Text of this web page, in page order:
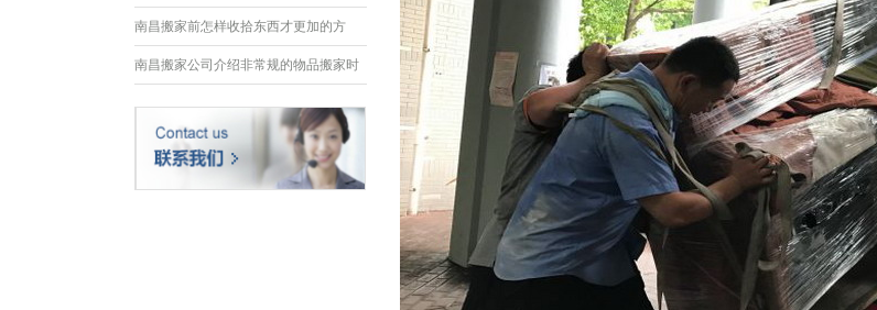
南昌搬家前怎样收拾东西才更加的方
便？
南昌搬家公司介绍非常规的物品搬家时